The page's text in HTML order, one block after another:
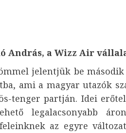
András, a Wizz Air
jelentjük be
ami a magyar utazók
tenger partján. Idei
legalacsonyabb
az egyre